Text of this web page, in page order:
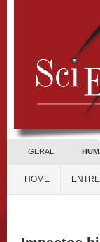
GERAL
HOME